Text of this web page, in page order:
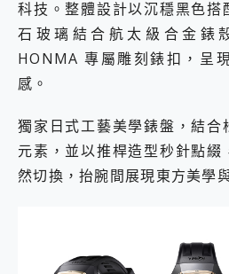
科技。整體設計以沉穩黑色搭
石玻璃結合航太級合金錶
HONMA 專屬雕刻錶扣，呈
感。
獨家日式工藝美學錶盤，結合
元素，並以推桿造型秒針點綴
然切換，抬腕間展現東方美學